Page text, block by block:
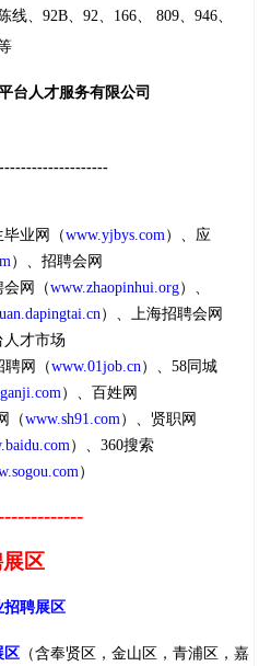
线、 92B、 92 166、 809、 946、
台人才服务有限公司
业网（www.yjbys.com ）、应
）、招聘会网
会网（www.zhaopinhui.org）、
）、上海招聘会网
人才市场
聘网（www.01job.cn ）、58同城
）、百姓网
（www.sh91.com ）、贤职网
）、360搜索
）
区
招聘展区
区（含奉贤区，金山区，青浦区，嘉